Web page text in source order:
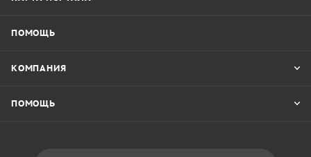
ПОМОЩЬ
КОМПАНИЯ
ПОМОЩЬ